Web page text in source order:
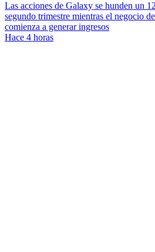
Las acciones de Galaxy se hunden un
segundo trimestre mientras el negocio
comienza a generar ingresos
Hace 4 horas